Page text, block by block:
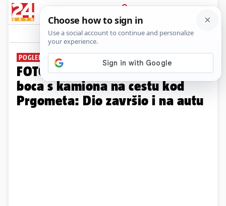
PRIJAVA
Galerija Komentari
POGLEDAJTE FOTOGRAFIJE
FOTO Rasule se gajbe staklenih
boca s kamiona na cestu kod
Prgometa: Dio završio i na autu